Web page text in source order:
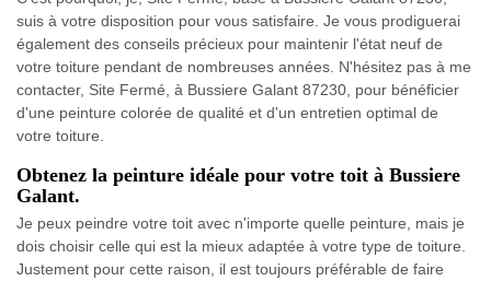
suis à votre disposition pour vous satisfaire. Je vous prodiguerai
également des conseils précieux pour maintenir l'état neuf de
votre toiture pendant de nombreuses années. N'hésitez pas à me
contacter, Site Fermé, à Bussiere Galant 87230, pour bénéficier
d'une peinture colorée de qualité et d'un entretien optimal de
votre toiture.
Obtenez la peinture idéale pour votre toit à Bussiere
Galant.
Je peux peindre votre toit avec n'importe quelle peinture, mais je
dois choisir celle qui est la mieux adaptée à votre type de toiture.
Justement pour cette raison, il est toujours préférable de faire